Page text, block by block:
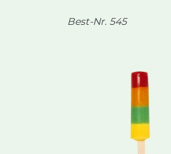
Best-Nr. 545